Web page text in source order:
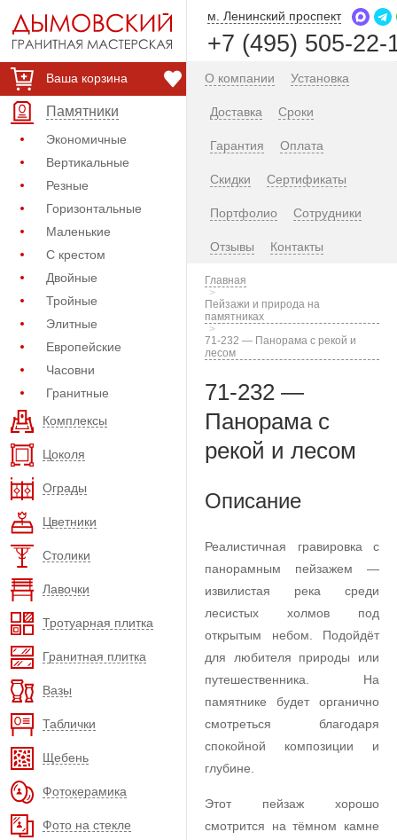
Ваша корзина
Памятники
Экономичные
Вертикальные
Резные
Горизонтальные
Маленькие
С крестом
Двойные
Тройные
Элитные
Европейские
Часовни
Гранитные
Комплексы
Цоколя
Ограды
Цветники
Столики
Лавочки
Тротуарная плитка
Гранитная плитка
Вазы
Таблички
Щебень
Фотокерамика
Фото на стекле
м. Ленинский проспект
+7 (495) 505-22-
О компании Установка
Доставка Сроки
Гарантия Оплата
Скидки Сертификаты
Портфолио Сотрудники
Отзывы Контакты
Главная
Пейзажи и природа на
памятниках
71-232 — Панорама с рекой и
лесом
71-232 —
Панорама с
рекой и лесом
Описание
Реалистичная гравировка с
панорамным пейзажем —
извилистая река среди
лесистых холмов под
открытым небом. Подойдёт
для любителя природы или
путешественника. На
памятнике будет органично
смотреться благодаря
спокойной композиции и
глубине.
Этот пейзаж хорошо
смотрится на тёмном камне